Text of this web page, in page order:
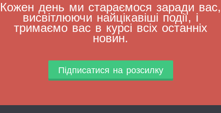
Кожен день ми стараємося заради вас,
висвітлюючи найцікавіші події, і
тримаємо вас в курсі всіх останніх
новин.
Підписатися на розсилку